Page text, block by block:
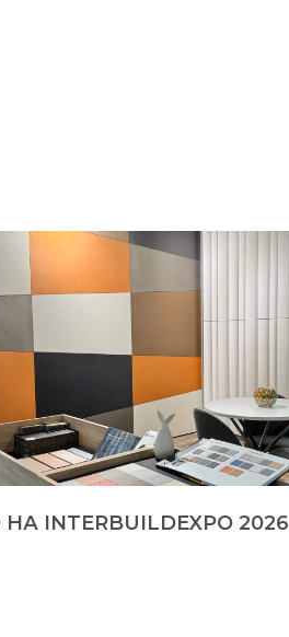
НА INTERBUILDEXPO 2026